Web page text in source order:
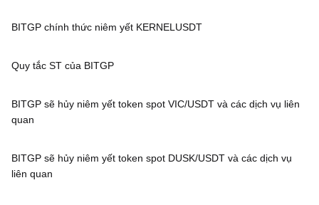
BITGP chính thức niêm yết KERNELUSDT
Quy tắc ST của BITGP
BITGP sẽ hủy niêm yết token spot VIC/USDT và các dịch vụ liên
quan
BITGP sẽ hủy niêm yết token spot DUSK/USDT và các dịch vụ
liên quan